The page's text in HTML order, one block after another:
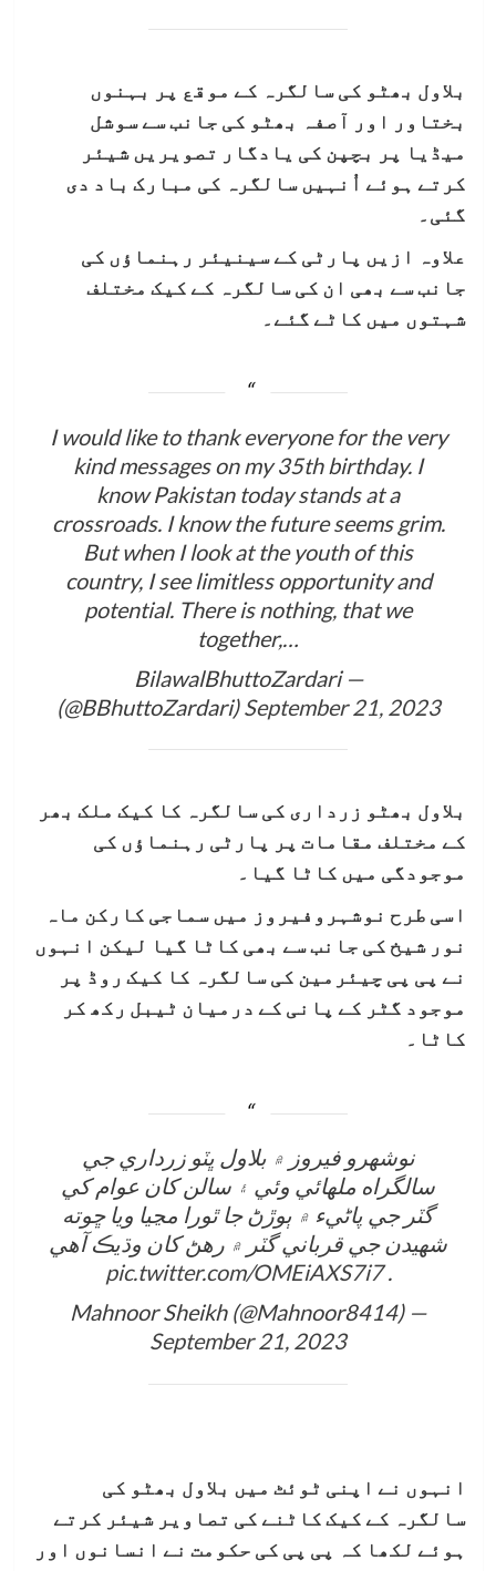
بلاول بھٹو کی سالگرہ کے موقع پر بہنوں
بختاور اور آصفہ بھٹو کی جانب سے سوشل
میڈیا پر بچپن کی یادگار تصویریں شیئر
کرتے ہوئے اُنہیں سالگرہ کی مبارک باد دی
گئی۔
علاوہ ازیں پارٹی کے سینیئر رہنماؤں کی
جانب سے بھی ان کی سالگرہ کے کیک مختلف
شہتوں میں کاٹے گئے۔
I would like to thank everyone for the very
kind messages on my 35th birthday. I
know Pakistan today stands at a
crossroads. I know the future seems grim.
But when I look at the youth of this
country, I see limitless opportunity and
potential. There is nothing, that we
together,…
— BilawalBhuttoZardari
(@BBhuttoZardari)September 21, 2023
بلاول بھٹو زرداری کی سالگرہ کا کیک ملک بھر
کے مختلف مقامات پر پارٹی رہنماؤں کی
موجودگی میں کاٹا گیا۔
اسی طرح نوشہروفیروز میں سماجی کارکن ماہ
نور شیخ کی جانب سے بھی کاٹا گیا لیکن انہوں
نے پی پی چیئرمین کی سالگرہ کا کیک روڈ پر
موجود گٹر کے پانی کے درمیان ٹیبل رکھ کر
کاٹا۔
نوشھرو فيروز ۾ بلاول ڀٽو زرداري جي
سالگراه ملهائي وئي ۽ سالن کان عوام کي
گٽر جي پاڻيء ۾ ٻوڙڻ جا ٿورا مڃيا ويا ڇوته
شھيدن جي قرباني گٽر ۾ رھڻ کان وڌيڪ آھي
.
pic.twitter.com/OMEiAXS7i7
— Mahnoor Sheikh (@Mahnoor8414)
September 21, 2023
انہوں نے اپنی ٹوئٹ میں بلاول بھٹو کی
سالگرہ کے کیک کاٹنے کی تصاویر شیئر کرتے
ہوئے لکھا کہ پی پی کی حکومت نے انسانوں اور